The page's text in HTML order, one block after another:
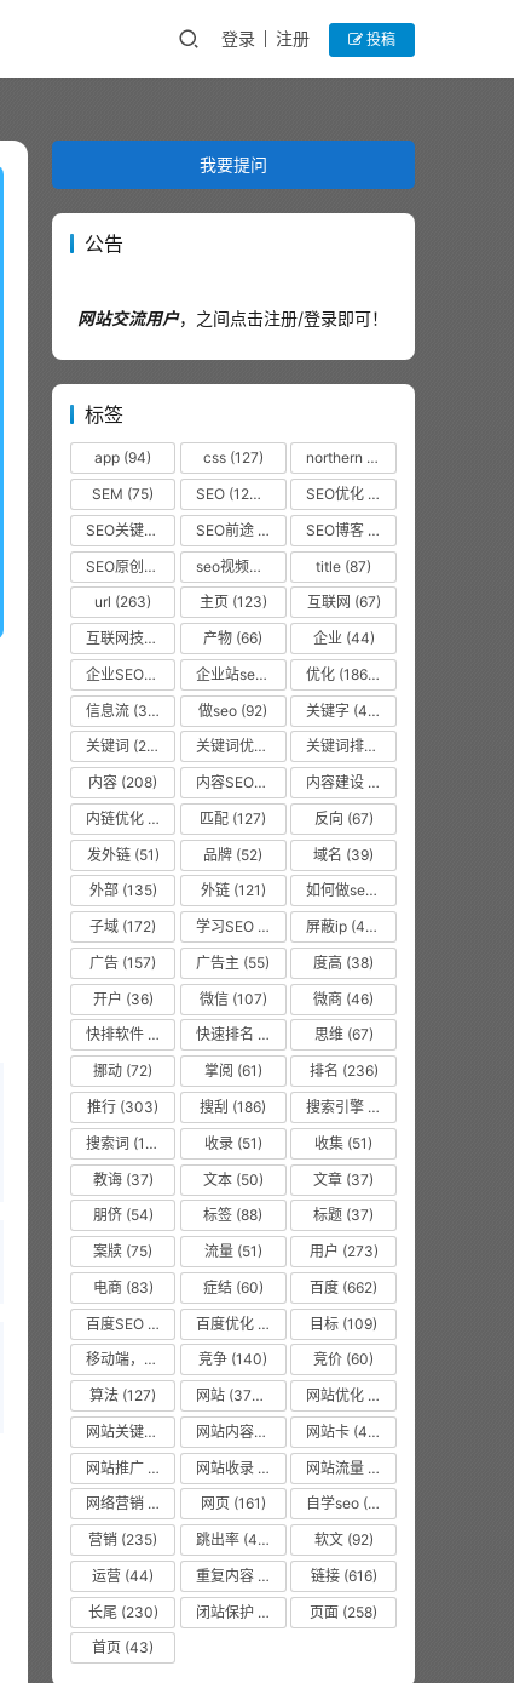
登录 注册 投稿
我要提问
公告
网站交流用户，之间点击注册/登录即可！
标签
app (94) css(127) northern
SEM (75) SEO (12320) SEO优化
SEO关键词
SEO前途 SEO博客
SEO原创文章
(63) seo视频教程 title (87)
url (263) 主页(123) 互联网 (67)
互联网技术从业者
(55)
产物 (66) 企业(44)
企业SEO培训
(48) 企业站seo(35) 优化 (1866)
信息流 (37) 做seo (92) 关键字 (468)
关键词 (2010) 关键词优化 关键词排名
内容 (208) 内容SEO优化 (70)内容建设
内链优化
匹配 (127) 反向 (67)
发外链(51) 品牌 (52) 域名 (39)
外部(135) 外链(121) 如何做seo优化
子域 (172) 学习SEO 屏蔽ip (475)
广告 (157) 广告主 (55) 度高 (38)
开户 (36) 微信(107) 微商 (46)
快排软件
快速排名 思维(67)
挪动 (72) 掌阅 (61) 排名 (236)
推行 (303) 搜刮 (186) 搜索引擎
搜索词 (156) 收录(51) 收集 (51)
教诲(37) 文本(50) 文章 (37)
朋侪(54) 标签 (88) 标题 (37)
案牍 (75) 流量(51) 用户 (273)
电商(83) 症结(60) 百度 (662)
百度SEO
百度优化 目标 (109)
移动端，seo优化
(475)
竞争 (140) 竞价 (60)
算法 (127) 网站 (3750) 网站优化
网站关键词
网站内容更新 (36)网站卡 (475)
网站推广
网站收录 网站流量
网络营销
网页(161) 自学seo (50)
营销 (235) 跳出率 (479) 软文(92)
运营 (44) 重复内容 链接(616)
长尾 (230) 闭站保护 页面 (258)
首页 (43)